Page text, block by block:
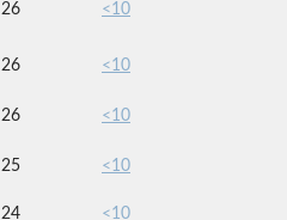
26 <10
26 <10
26 <10
25 <10
24 <10